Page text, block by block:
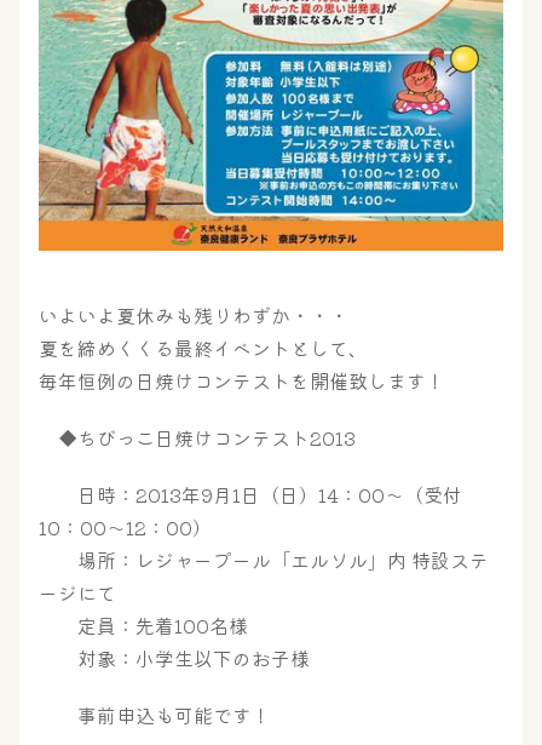
屋内レジャープール
奈良わんぱくランド
いよいよ夏休みも残りわずか・・・
夏を締めくくる最終イベントとして、
毎年恒例の日焼けコンテストを開催致します！
◆ちびっこ日焼けコンテスト2013
日時：2013年9月1日（日）14：00～（受付
10：00～12：00）
場所：レジャープール「エルソル」内 特設ステ
ージにて
定員：先着100名様
対象：小学生以下のお子様
事前申込も可能です！